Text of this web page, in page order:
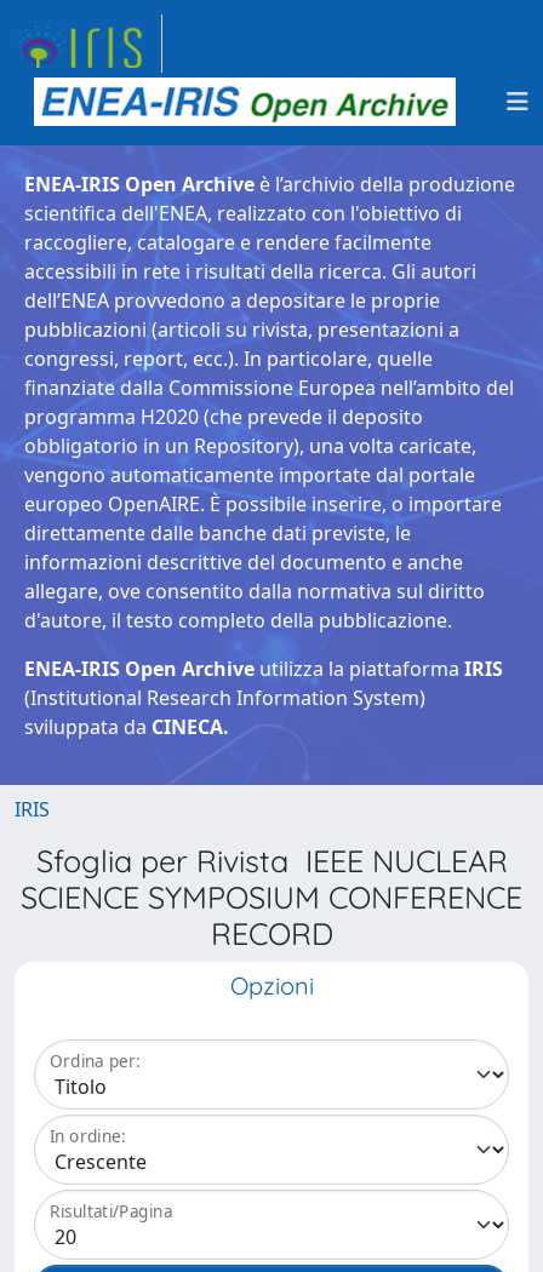
ENEA-IRIS Open Archive è l’archivio della produzione
scientifica dell'ENEA, realizzato con l'obiettivo di
raccogliere, catalogare e rendere facilmente
accessibili in rete i risultati della ricerca. Gli autori
dell’ENEA provvedono a depositare le proprie
pubblicazioni (articoli su rivista, presentazioni a
congressi, report, ecc.). In particolare, quelle
finanziate dalla Commissione Europea nell’ambito del
programma H2020 (che prevede il deposito
obbligatorio in un Repository), una volta caricate,
vengono automaticamente importate dal portale
europeo OpenAIRE. È possibile inserire, o importare
direttamente dalle banche dati previste, le
informazioni descrittive del documento e anche
allegare, ove consentito dalla normativa sul diritto
d'autore, il testo completo della pubblicazione.
ENEA-IRIS Open Archive utilizza la piattaforma IRIS
(Institutional Research Information System)
sviluppata da CINECA.
IRIS
Sfoglia per Rivista IEEE NUCLEAR
SCIENCE SYMPOSIUM CONFERENCE
RECORD
Opzioni
Ordina per:
In ordine:
Risultati/Pagina